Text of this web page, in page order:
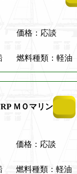
価格：応談
燃料種類：軽油
ＭＯマリン
価格：応談
燃料種類：軽油